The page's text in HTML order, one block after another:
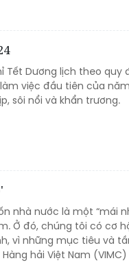
Tết Dương lịch theo
việc đầu tiên của
sôi nổi và khẩn trương.
nhà nước là một “mái
Ở đó, chúng tôi có cơ
vì những mục tiêu và
hải Việt Nam